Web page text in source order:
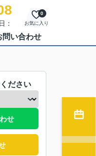
： お気に入り
0
問い合わせ
ださい
せ